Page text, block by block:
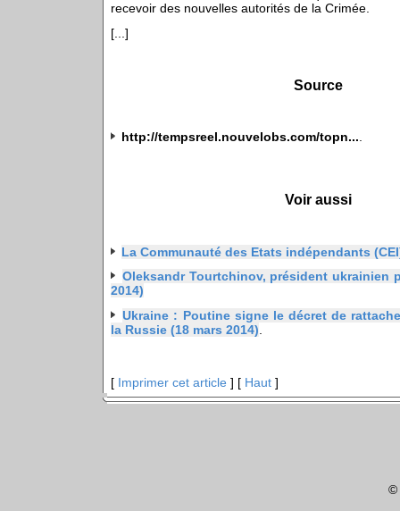
recevoir des nouvelles autorités de la Crimée.
[...]
Source
http://tempsreel.nouvelobs.com/topn....
Voir aussi
La Communauté des Etats indépendants
Oleksandr Tourtchinov, président ukrainien
2014)
Ukraine : Poutine signe le décret de
la Russie (18 mars 2014)
[ Imprimer cet article ] [ Haut ]
©